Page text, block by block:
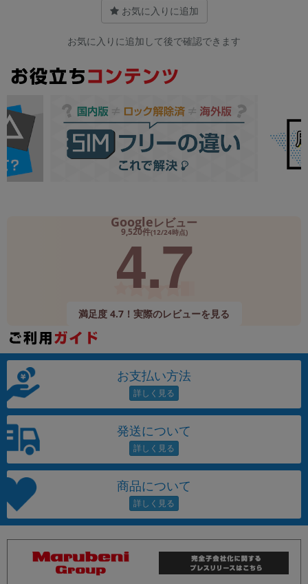
お気に入りに追加
お気に入りに追加して後で確認できます
Googleレビュー
9,520件(12/24時点)
4.7
満足度 4.7！実際のレビューを見る
お支払い方法
発送について
商品について